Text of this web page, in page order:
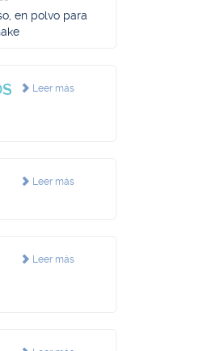
en polvo para
Leer más
Leer más
Leer más